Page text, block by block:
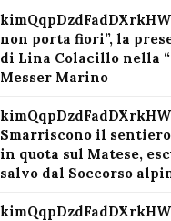
non porta fiori”, la
di Lina Colacillo nella
Messer Marino
Smarriscono il
in quota sul Matese,
salvo dal Soccorso